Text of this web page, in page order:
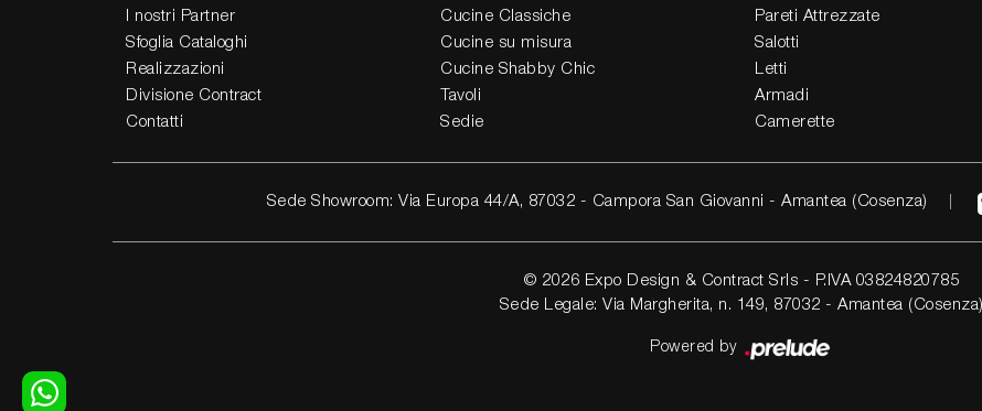
I nostri Partner
Sfoglia Cataloghi
Realizzazioni
Divisione Contract
Contatti
Cucine Classiche
Cucine su misura
Cucine Shabby Chic
Tavoli
Sedie
Pareti Attrezzate
Salotti
Letti
Armadi
Camerette
Sede Showroom: Via Europa 44/A, 87032 - Campora San Giovanni - Amantea (Cosenza)
© 2026 Expo Design & Contract Srls - P.IVA 03824820785
Sede Legale: Via Margherita, n. 149, 87032 - Amantea (Cosenza)
Powered by